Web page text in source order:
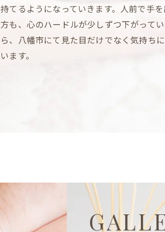
持てるようになっていきます。人前で手
方も、心のハードルが少しずつ下がって
ら、八幡市にて見た目だけでなく気持ち
います。